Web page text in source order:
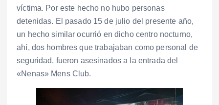
víctima. Por este hecho no hubo personas
detenidas. El pasado 15 de julio del presente año,
un hecho similar ocurrió en dicho centro nocturno,
ahí, dos hombres que trabajaban como personal de
seguridad, fueron asesinados a la entrada del
«Nenas» Mens Club.